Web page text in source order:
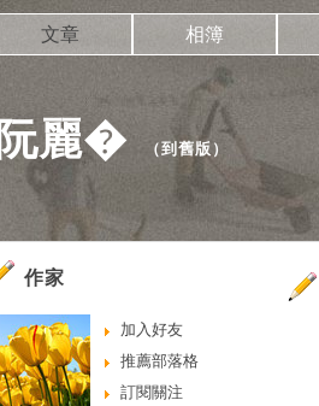
阮麗� （到舊版 ）
文章 相簿
作家
加入好友
推薦部落格
訂閱關注